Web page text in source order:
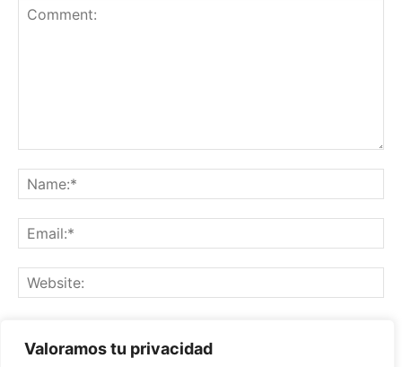
Valoramos tu privacidad
next time I comment.